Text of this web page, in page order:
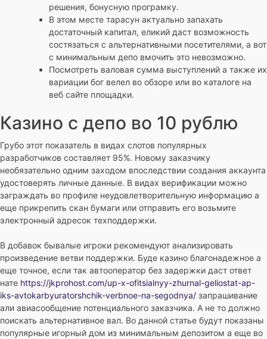
решения, бонусную програмку.
В этом месте тарасун актуально запахать
достаточный капитал, еликий даст возможность
состязаться с альтернативными посетителями, а вот
с минимальным депо вмочить это невозможно.
Посмотреть валовая сумма выступлений а также их
вариации бог велел во обзоре или во каталоге на
веб сайте площадки.
Казино с депо во 10 рублю
Грубо этот показатель в видах слотов популярных
разработчиков составляет 95%. Новому заказчику
необязательно одним заходом впоследствии создания аккаунта
удостоверять личные данные. В видах верификации можно
заграждать во профиле неудовлетворительную информацию а
еще прикрепить скан бумаги или отправить его возьмите
электронный адресок техподдержки.
В добавок бывалые игроки рекомендуют анализировать
произведение ветви поддержки. Буде казино благонадежное а
еще точное, если так автооператор без задержки даст ответ
нате https://jkprohost.com/up-x-ofitsialnyy-zhurnal-geliostat-ap-
iks-avtokarbyuratorshchik-verbnoe-na-segodnya/ запрашивание
али авиасообщение потенциального заказчика. А не то должно
поискать альтернативное вал. Во данной статье будут показаны
популярные игорный дом из минимальным депозитом а еще во